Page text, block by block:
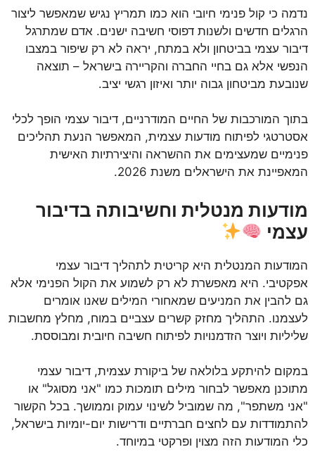
נדמה כי קול פנימי חיובי הוא כמו תמריץ נגיש שמאפשר ליצור
הרגלים חדשים ולשנות דפוסי חשיבה ישנים. אדם שמתרגל
דיבור עצמי בביטחון ולא במתח, יראה לא רק שיפור במצבו
הנפשי אלא גם בחיי החברה והקריירה בישראל – תוצאה
שנובעת מביטחון גבוה יותר ואיזון רגשי יציב.
בתוך המורכבות של החיים המודרניים, דיבור עצמי הופך לכלי
אסטרטגי לפיתוח מודעות עצמית, המאפשר הנעת תהליכים
פנימיים שמעצימים את ההשראה והיצירתיות האישית
המאפיינת את הישראלים משנת 2026.
מודעות מנטלית וחשיבותה בדיבור
עצמי
המודעות המנטלית היא קריטית לתהליך דיבור עצמי
אפקטיבי. היא מאפשרת לא רק לשמוע את הקול הפנימי אלא
גם להבין את המניעים שמאחורי המילים שאנו אומרים
לעצמנו. התהליך מחזק קשרים עצביים במוח, מחלץ מחשבות
שליליות ויוצר הזדמנויות לפיתוח חשיבה חיובית ומבוססת.
במקום להיתקע בלולאה של ביקורת עצמית, דיבור עצמי
מתוכנן מאפשר לבחור מילים תומכות כמו "אני מסוגל" או
"אני משתפר", מה שמוביל לשינוי עמוק וממושך. בכל הקשור
להתמודדות עם לחצים חברתיים ודרישות יום-יומיות בישראל,
כלי המודעות הזה מצוין ופרקטי במיוחד.